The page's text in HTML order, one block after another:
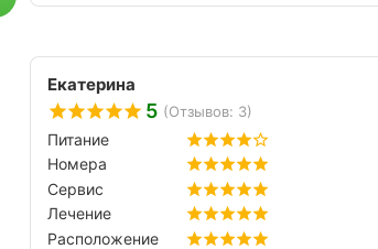
Екатерина
5 (Отзывов: 3)
Питание
Номера
Сервис
Лечение
Расположение